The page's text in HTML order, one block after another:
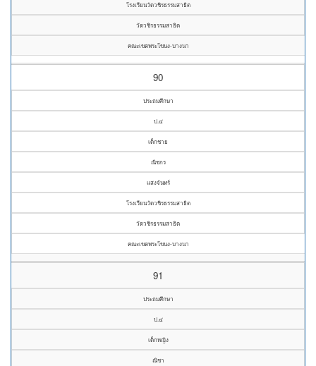
โรงเรียนวัดวชิรธรรมสาธิต
วัดวชิรธรรมสาธิต
คณะเขตพระโขนง-บางนา
90
ประถมศึกษา
ป.๔
เด็กชาย
ณิชกร
แสงจันทร์
โรงเรียนวัดวชิรธรรมสาธิต
วัดวชิรธรรมสาธิต
คณะเขตพระโขนง-บางนา
91
ประถมศึกษา
ป.๔
เด็กหญิง
ณิชา